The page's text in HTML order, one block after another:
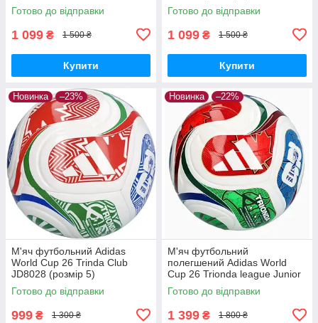
Готово до відправки
1 099 ₴ 1 500 ₴
Купити
Готово до відправки
1 099 ₴ 1 500 ₴
Купити
Новинка –23%
М'яч футбольний Adidas
World Cup 26 Trinda Club
JD8028 (розмір 5)
Готово до відправки
999 ₴ 1 300 ₴
Новинка –22%
М'яч футбольний
полегшений Adidas World
Cup 26 Trionda league Junior
350g JD8167 (розмір 5)
Готово до відправки
1 399 ₴ 1 800 ₴